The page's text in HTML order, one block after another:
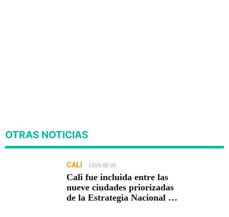
OTRAS NOTICIAS
CALI 2026-08-05
Cali fue incluida entre las
nueve ciudades priorizadas
de la Estrategia Nacional de